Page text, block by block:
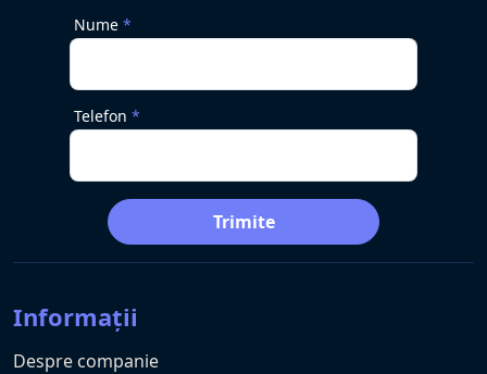
Nume
Telefon
Trimite
Informații
Despre companie